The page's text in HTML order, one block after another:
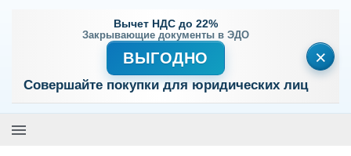
Вычет НДС до 22%
Закрывающие документы в ЭДО
ВЫГОДНО
Совершайте покупки для юридических лиц
×